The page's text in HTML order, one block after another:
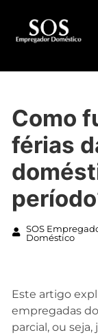
Como
férias
SOS
Doméstico
Este artigo
empregadas
parcial, ou